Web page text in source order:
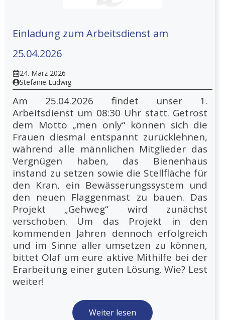
Einladung zum Arbeitsdienst am
25.04.2026
24. März 2026
Stefanie Ludwig
Am 25.04.2026 findet unser 1.
Arbeitsdienst um 08:30 Uhr statt. Getrost
dem Motto „men only“ können sich die
Frauen diesmal entspannt zurücklehnen,
während alle männlichen Mitglieder das
Vergnügen haben, das Bienenhaus
instand zu setzen sowie die Stellfläche für
den Kran, ein Bewässerungssystem und
den neuen Flaggenmast zu bauen. Das
Projekt „Gehweg“ wird zunächst
verschoben. Um das Projekt in den
kommenden Jahren dennoch erfolgreich
und im Sinne aller umsetzen zu können,
bittet Olaf um eure aktive Mithilfe bei der
Erarbeitung einer guten Lösung. Wie? Lest
weiter!
Weiter lesen